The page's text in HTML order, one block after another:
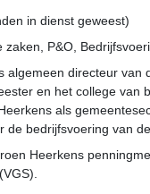
in dienst geweest)
P&O,
algemeen directeur van
en het college van
als
de bedrijfsvoering van
Heerkens